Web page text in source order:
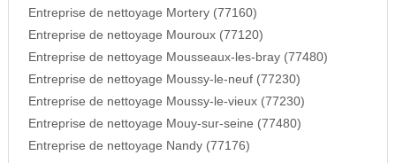
Entreprise de nettoyage Mortery (77160)
Entreprise de nettoyage Mouroux (77120)
Entreprise de nettoyage Mousseaux-les-bray (77480)
Entreprise de nettoyage Moussy-le-neuf (77230)
Entreprise de nettoyage Moussy-le-vieux (77230)
Entreprise de nettoyage Mouy-sur-seine (77480)
Entreprise de nettoyage Nandy (77176)